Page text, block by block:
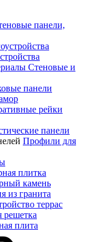
панели,
Стеновые и
панели
рейки
панели
Профили для
плитка
камень
из гранита
террас
решетка
плита